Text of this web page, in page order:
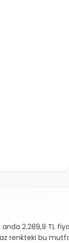
2.289,9 TL
bu